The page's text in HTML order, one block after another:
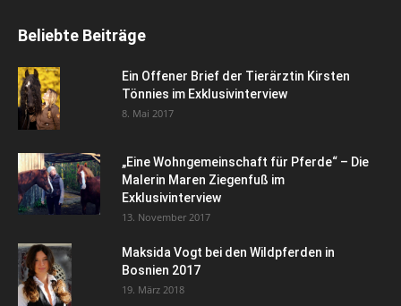
Beliebte Beiträge
Ein Offener Brief der Tierärztin Kirsten
Tönnies im Exklusivinterview
8. Mai 2017
„Eine Wohngemeinschaft für Pferde“ – Die
Malerin Maren Ziegenfuß im
Exklusivinterview
13. November 2017
Maksida Vogt bei den Wildpferden in
Bosnien 2017
19. März 2018